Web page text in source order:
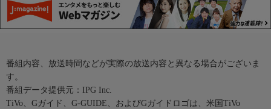
番組内容、放送時間などが実際の放送内容と異なる場合がございま
す。
番組データ提供元：IPG Inc.
TiVo、Gガイド、G-GUIDE、およびGガイドロゴは、米国TiVo